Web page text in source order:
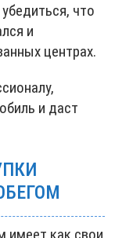
что
и
центрах.
и даст
имеет как свои